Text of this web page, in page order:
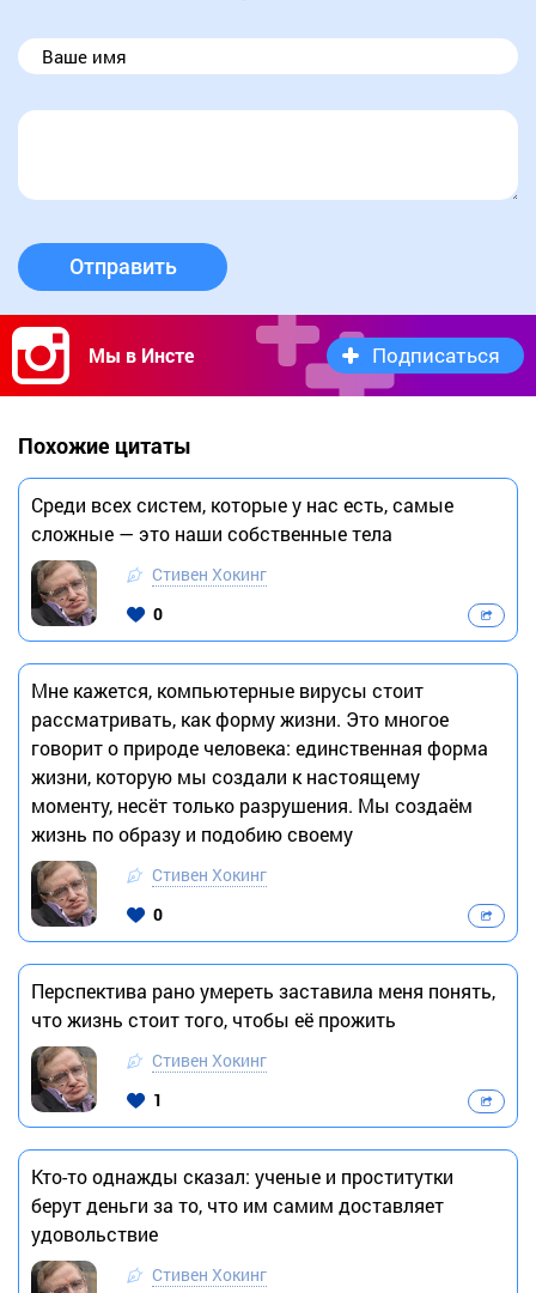
Отправить
Мы в Инсте Подписаться
Похожие цитаты
Среди всех систем, которые у нас есть, самые
сложные — это наши собственные тела
Стивен Хокинг
0
Мне кажется, компьютерные вирусы стоит
рассматривать, как форму жизни. Это многое
говорит о природе человека: единственная форма
жизни, которую мы создали к настоящему
моменту, несёт только разрушения. Мы создаём
жизнь по образу и подобию своему
Стивен Хокинг
0
Перспектива рано умереть заставила меня понять,
что жизнь стоит того, чтобы её прожить
Стивен Хокинг
1
Кто-то однажды сказал: ученые и проститутки
берут деньги за то, что им самим доставляет
удовольствие
Стивен Хокинг